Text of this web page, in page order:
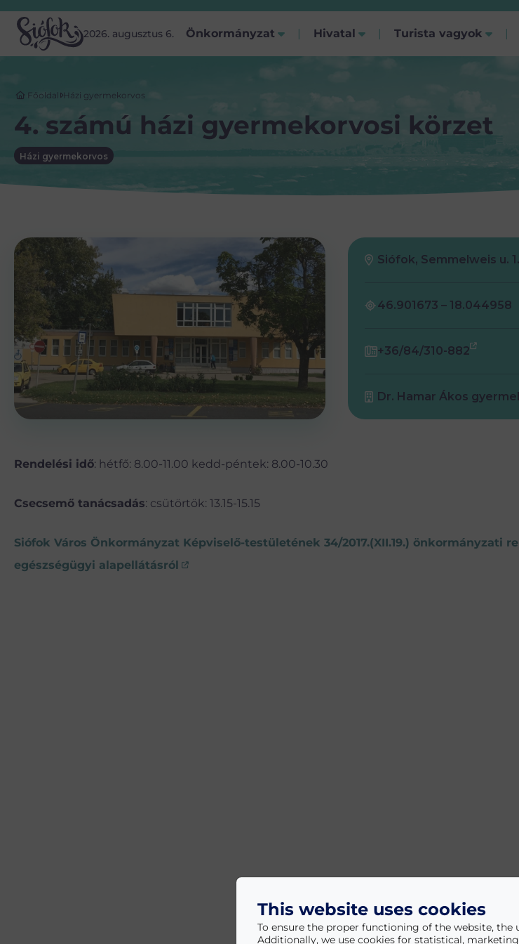
2026. augusztus 6. Önkormányzat Hivatal Turista vagyok
Főoldal Házi gyermekorvos
4. számú házi gyermekorvosi körzet
Házi gyermekorvos
Siófok, Semmelweis u. 1.
46.901673 – 18.044958
+36/84/310-882
Dr. Hamar Ákos
Rendelési idő: hétfő: 8.00-11.00 kedd-péntek: 8.00-10.30
Csecsemő tanácsadás: csütörtök: 13.15-15.15
Siófok Város Önkormányzat Képviselő-testületének 34/2017.(XII.19.) önkormányzati
egészségügyi alapellátásról
This website uses cookies
To ensure the proper functioning of the website, the
Additionally, we use cookies for statistical,